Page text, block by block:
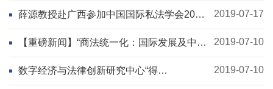
薛源教授赴广西参加中国国际私法学会2019
年学术年会
2019-07-17
【重磅新闻】“商法统一化：国际发展及中国
回应国际学术研讨会”在贸大隆重召开
2019-07-10
数字经济与法律创新研究中心“得
理”（DE&LI）工作坊第3期 ：《儿童个人信
2019-07-10